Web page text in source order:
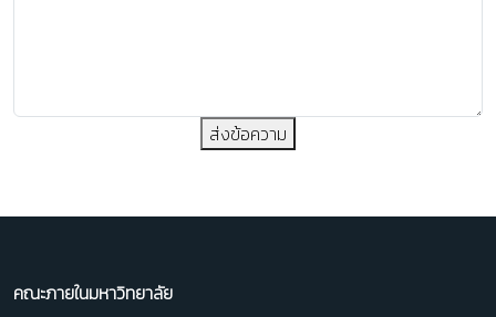
ส่งข้อความ
คณะภายในมหาวิทยาลัย